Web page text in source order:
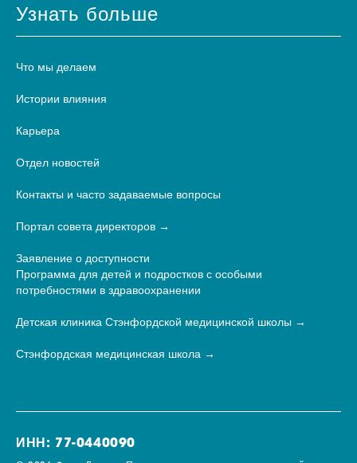
Узнать больше
Что мы делаем
Истории влияния
Карьера
Отдел новостей
Контакты и часто задаваемые вопросы
Портал совета директоров
Заявление о доступности
Программа для детей и подростков с особыми
потребностями в здравоохранении
Детская клиника Стэнфордской медицинской школы
Стэнфордская медицинская школа
ИНН: 77-0440090